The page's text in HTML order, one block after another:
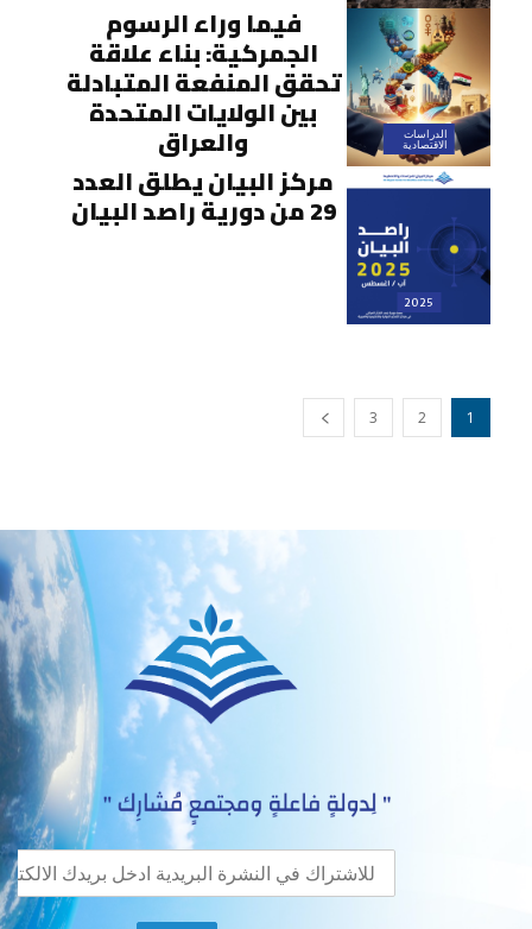
الدراسات
الاقتصادية
فيما وراء الرسوم
الجمركية: بناء علاقة
تحقق المنفعة المتبادلة
بين الولايات المتحدة
والعراق
2025
مركز البيان يطلق العدد
29 من دورية راصد البيان
1
2
3